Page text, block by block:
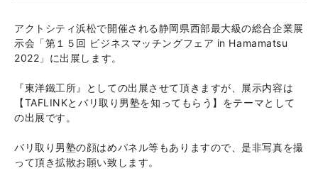
アクトシティ浜松で開催される静岡県西部最大級の総合企業展
示会「第１５回 ビジネスマッチングフェア in Hamamatsu
2022」に出展します。
『東洋鐵工所』としての出展させて頂きますが、展示内容は
【TAFLINKとバリ取り男塾を知ってもらう】をテーマとして
の出展です。
バリ取り男塾の顔はめパネル等もありますので、是非写真を撮
って頂き拡散お願い致します。